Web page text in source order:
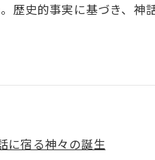
歴史的事実に基づき、神
に宿る神々の誕生